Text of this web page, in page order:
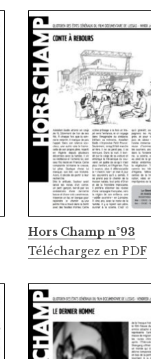
Hors Champ n°93
Téléchargez en PDF